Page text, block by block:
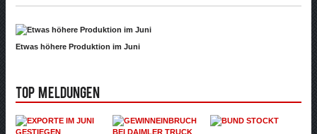
Etwas höhere Produktion im Juni
Top Meldungen